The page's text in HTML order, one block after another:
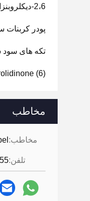
2،6-دیکلروبنزالدهید
پودر کربنات
تکه های سود
(6)
مخاطب
مخاطب:
تلفن: